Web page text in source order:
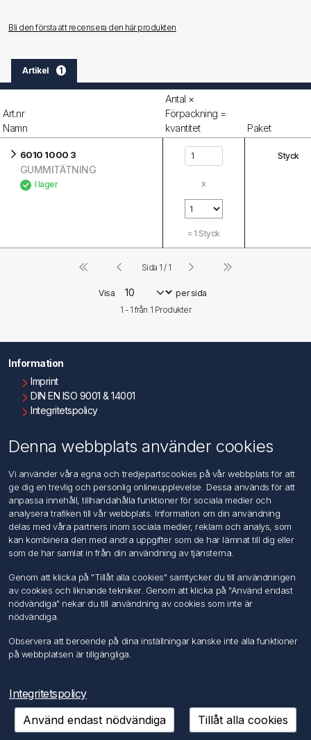
Bli den första att recensera den här produkten
Artikel 1
Art.nr
Namn
Antal ×
Förpackning =
kvantitet
Paket
6010 1000 3
GUMMITÄTNING
I lager x
= 1 Styck
Styck
Visa
per sida
1 - 1 från 1 Produkter
Sida 1 / 1
Information
Imprint
DIN EN ISO 9001 & 14001
Integritetspolicy
Kontakta oss
Kundtjänst
Sök
Mitt konto
Mina ordrar
Mina adresser
Följ oss
Copyright © 2026 FÖRCH Sverige AB. Alla rättigheter reserverade.
Powered bynopCommerce
Denna webbplats använder cookies
Vi använder våra egna och tredjepartscookies på vår webbplats för att
ge dig en trevlig och personlig onlineupplevelse. Dessa används för att
anpassa innehåll, tillhandahålla funktioner för sociala medier och
analysera trafiken till vår webbplats. Information om din användning
delas med våra partners inom sociala medier, reklam och analys, som
kan kombinera den med andra uppgifter som de har lämnat till dig eller
som de har samlat in från din användning av tjänsterna.
Genom att klicka på "Tillåt alla cookies" samtycker du till användningen
av cookies och liknande tekniker. Genom att klicka på "Använd endast
nödvändiga" nekar du till användning av cookies som inte är
nödvändiga.
Observera att beroende på dina inställningar kanske inte alla funktioner
på webbplatsen är tillgängliga.
Integritetspolicy
Använd endast nödvändiga
Tillåt alla cookies